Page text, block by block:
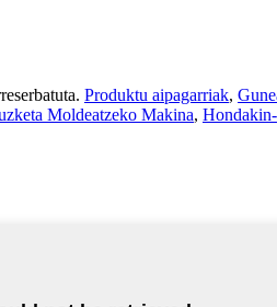
Produktu aipagarriak,
Moldeatzeko Makina,